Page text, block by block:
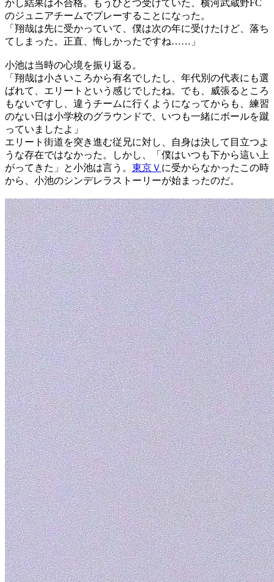
かし結果は不合格。もうひとつ受けていた、横河武蔵野FC
のジュニアチームでプレーすることになった。
「翔哉は先に受かっていて、僕は次の年に受けたけど、落ち
てしまった。正直、悔しかったですね……」
小池は当時の心境を振り返る。
「翔哉は小さいころから有名でしたし、年代別の代表にも選
ばれて、エリートという感じでしたね。でも、威張るところ
もないですし、違うチームに行くようになってからも、練習
のない日は小学校のグラウンドで、いつも一緒にボールを蹴
っていましたよ」
エリート街道を突き進む従兄に対し、自身は決して目立つよ
うな存在ではなかった。しかし、「僕はいつも下から這い上
がってきた」と小池は言う。 東京Ｖ に受からなかったこの時
から、小池のシンデレラストーリーが始まったのだ。